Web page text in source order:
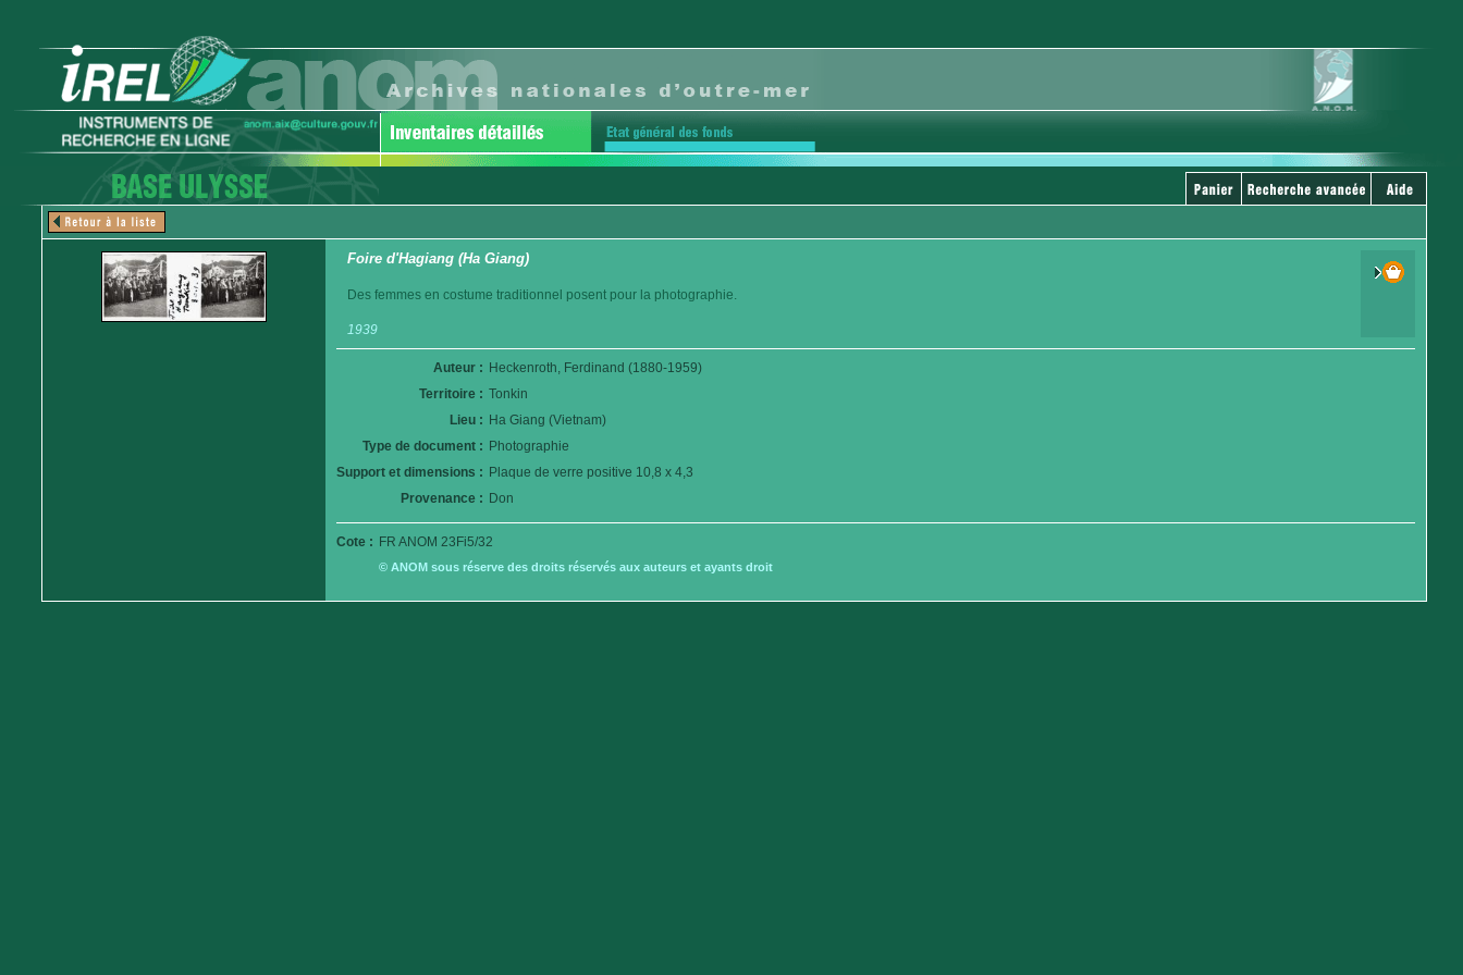
Foire d'Hagiang (Ha Giang)
Des femmes en costume traditionnel posent pour la photographie.
1939
Auteur : Heckenroth, Ferdinand (1880-1959)
Territoire : Tonkin
Lieu : Ha Giang (Vietnam)
Type de document : Photographie
Support et dimensions : Plaque de verre positive 10,8 x 4,3
Provenance : Don
Cote : FR ANOM 23Fi5/32
© ANOM sous réserve des droits réservés aux auteurs et ayants droit